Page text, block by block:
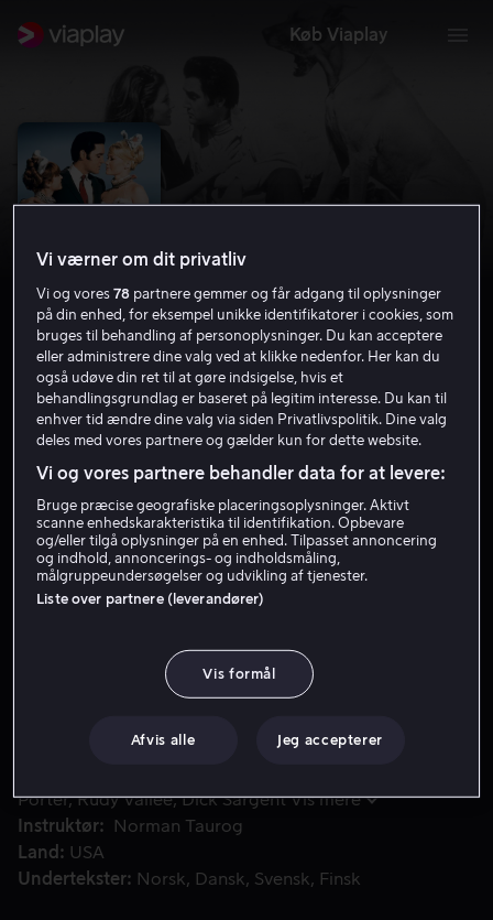
Køb Viaplay
Live a Little, Love a Little
5.7 Drama 1968 1 t. 25 min
PG
Lej 49 kr
Køb 99 kr
Da lønnen fra Gregs job som fotograf for et
Da lønnen fra Gregs job som fotograf for et
konservativt blad, ikke er nok til at betale hans husleje,
Porter Rudy Vallee Dick Sargent Vis mere
Instruktør
Norman Taurog
Land
USA
Undertekster
Norsk Dansk Svensk Finsk
Vi værner om dit privatliv
Vi og vores78 partnere gemmer og får adgang til oplysninger
på din enhed, for eksempel unikke identifikatorer i cookies, som
bruges til behandling af personoplysninger. Du kan acceptere
eller administrere dine valg ved at klikke nedenfor. Her kan du
også udøve din ret til at gøre indsigelse, hvis et
behandlingsgrundlag er baseret på legitim interesse. Du kan til
enhver tid ændre dine valg via siden Privatlivspolitik. Dine valg
deles med vores partnere og gælder kun for dette website.
Vi og vores partnere behandler data for at levere:
Bruge præcise geografiske placeringsoplysninger. Aktivt
scanne enhedskarakteristika til identifikation. Opbevare
og/eller tilgå oplysninger på en enhed. Tilpasset annoncering
og indhold, annoncerings- og indholdsmåling,
målgruppeundersøgelser og udvikling af tjenester.
Liste over partnere (leverandører)
Vis formål
Afvis alle Jeg accepterer